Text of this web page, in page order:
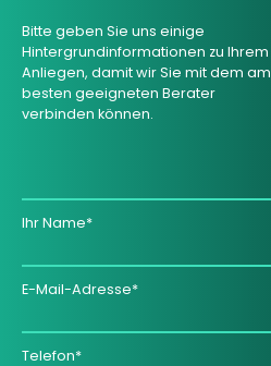
Bitte geben Sie uns einige
Hintergrundinformationen zu Ihrem
Anliegen, damit wir Sie mit dem am
besten geeigneten Berater
verbinden können.
Ihr Name*
E-Mail-Adresse*
Telefon*